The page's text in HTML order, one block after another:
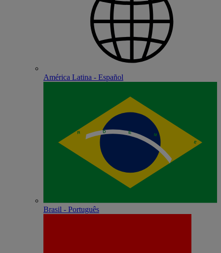
América Latina - Español
Brasil - Português